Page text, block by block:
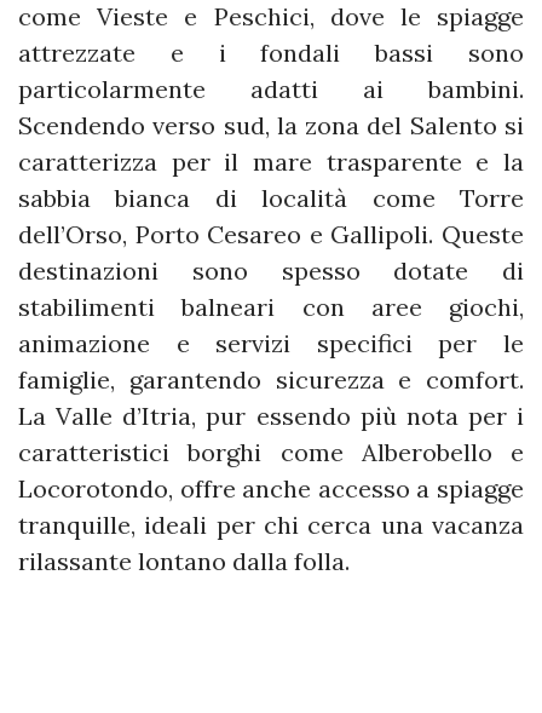
come Vieste e Peschici, dove le spiagge
attrezzate e i fondali bassi sono
particolarmente adatti ai bambini.
Scendendo verso sud, la zona del Salento si
caratterizza per il mare trasparente e la
sabbia bianca di località come Torre
dell’Orso, Porto Cesareo e Gallipoli. Queste
destinazioni sono spesso dotate di
stabilimenti balneari con aree giochi,
animazione e servizi specifici per le
famiglie, garantendo sicurezza e comfort.
La Valle d’Itria, pur essendo più nota per i
caratteristici borghi come Alberobello e
Locorotondo, offre anche accesso a spiagge
tranquille, ideali per chi cerca una vacanza
rilassante lontano dalla folla.